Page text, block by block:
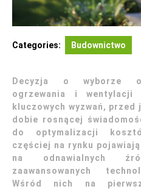
Categories: Budownictwo
Decyzja o wyborze
ogrzewania i
kluczowych wyzwań,
dobie rosnącej
do optymalizacji
częściej na rynku
na odnawialnych
zaawansowanych
Wśród nich na